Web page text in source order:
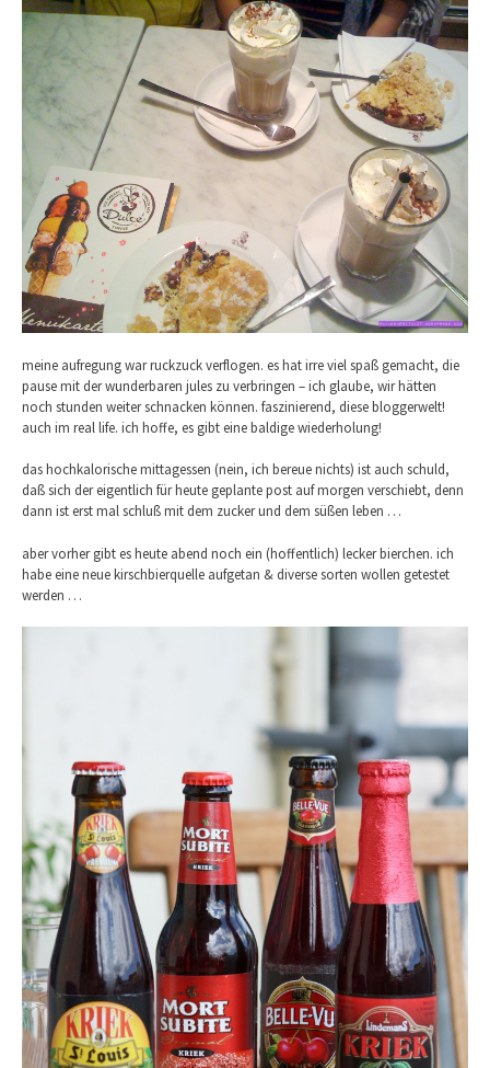
meine aufregung war ruckzuck verflogen. es hat irre viel spaß gemacht, die
pause mit der wunderbaren jules zu verbringen – ich glaube, wir hätten
noch stunden weiter schnacken können. faszinierend, diese bloggerwelt!
auch im real life. ich hoffe, es gibt eine baldige wiederholung!
das hochkalorische mittagessen (nein, ich bereue nichts) ist auch schuld,
daß sich der eigentlich für heute geplante post auf morgen verschiebt, denn
dann ist erst mal schluß mit dem zucker und dem süßen leben …
aber vorher gibt es heute abend noch ein (hoffentlich) lecker bierchen. ich
habe eine neue kirschbierquelle aufgetan & diverse sorten wollen getestet
werden …